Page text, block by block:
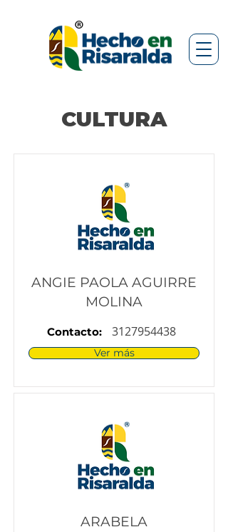
CULTURA
ANGIE PAOLA AGUIRRE
MOLINA
Contacto: 3127954438
Ver más
ARABELA